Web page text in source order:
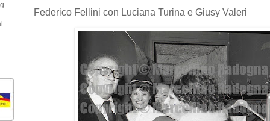
Federico Fellini con Luciana Turina e Giusy Valeri